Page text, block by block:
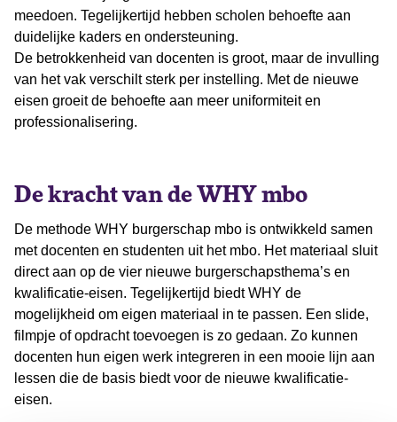
meedoen. Tegelijkertijd hebben scholen behoefte aan
duidelijke kaders en ondersteuning.
De betrokkenheid van docenten is groot, maar de invulling
van het vak verschilt sterk per instelling. Met de nieuwe
eisen groeit de behoefte aan meer uniformiteit en
professionalisering.
De kracht van de WHY mbo
De methode WHY burgerschap mbo is ontwikkeld samen
met docenten en studenten uit het mbo. Het materiaal sluit
direct aan op de vier nieuwe burgerschapsthema’s en
kwalificatie-eisen. Tegelijkertijd biedt WHY de
mogelijkheid om eigen materiaal in te passen. Een slide,
filmpje of opdracht toevoegen is zo gedaan. Zo kunnen
docenten hun eigen werk integreren in een mooie lijn aan
lessen die de basis biedt voor de nieuwe kwalificatie-
eisen.